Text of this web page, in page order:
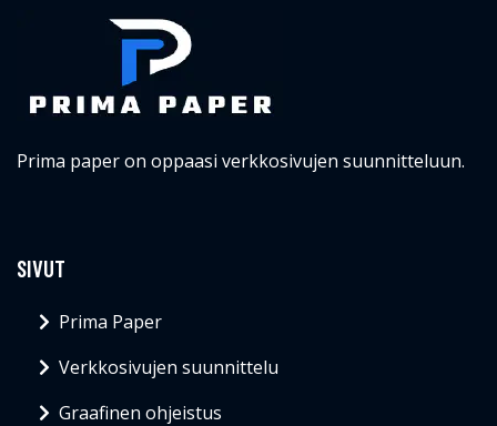
Prima paper on oppaasi verkkosivujen suunnitteluun.
SIVUT
Prima Paper
Verkkosivujen suunnittelu
Graafinen ohjeistus